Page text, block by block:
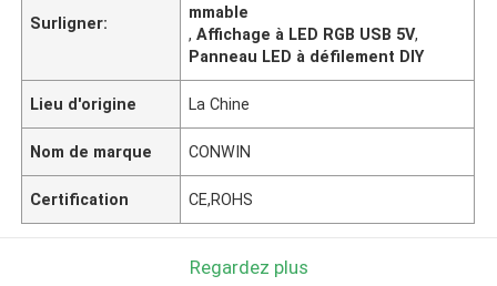
Surligner:
mmable
,Affichage à LED RGB USB 5V,
Panneau LED à défilement DIY
Lieu d'origine La Chine
Nom de marque CONWIN
Certification CE,ROHS
Regardez plus